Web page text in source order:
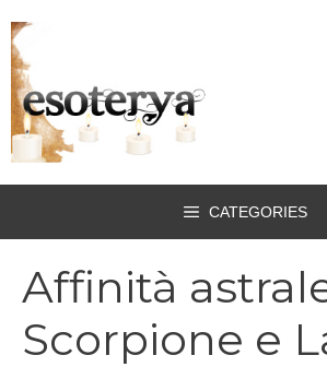
al
contenuto
CATEGORIES
Affinità
Scorpione e